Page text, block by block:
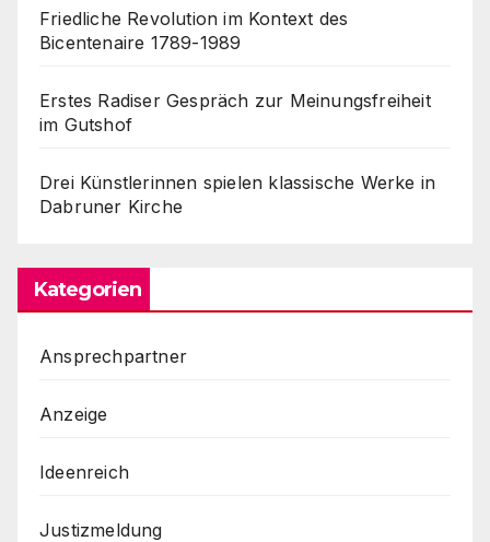
Friedliche Revolution im Kontext des
Bicentenaire 1789-1989
Erstes Radiser Gespräch zur Meinungsfreiheit
im Gutshof
Drei Künstlerinnen spielen klassische Werke in
Dabruner Kirche
Kategorien
Ansprechpartner
Anzeige
Ideenreich
Justizmeldung